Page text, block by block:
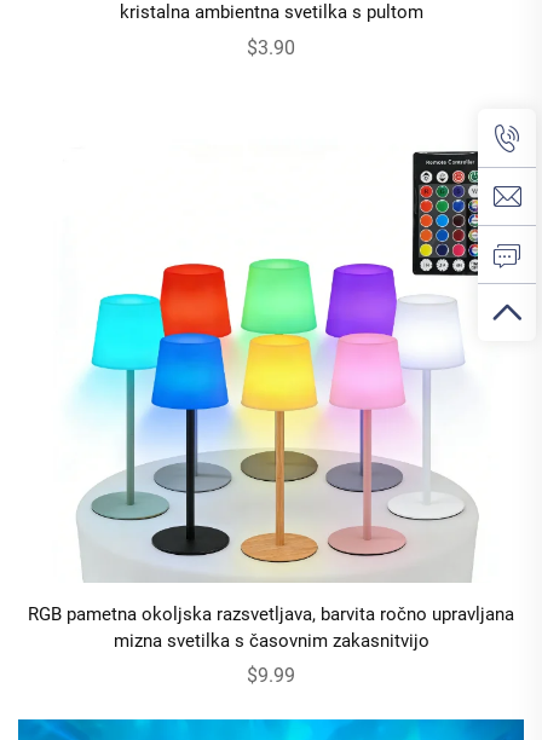
kristalna ambientna svetilka s pultom
$3.90
RGB pametna okoljska razsvetljava, barvita ročno upravljana
mizna svetilka s časovnim zakasnitvijo
$9.99